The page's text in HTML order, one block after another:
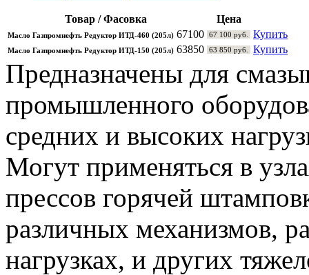
Товар / Фасовка Цена
Масло Газпромнефть Редуктор ИТД-460 (205л) 67100 67 100 руб. Купить
Масло Газпромнефть Редуктор ИТД-150 (205л) 63850 63 850 руб. Купить
Предназначены для
промышленного
средних и высоких
Могут применяться в
прессов горячей
различных механизмов,
нагрузках, и других